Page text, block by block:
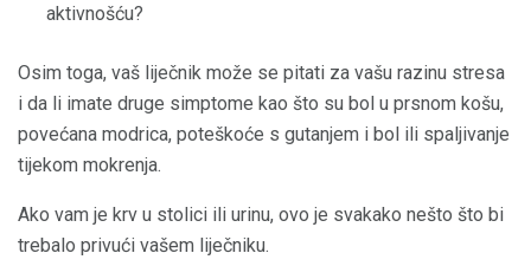
aktivnošću?
Osim toga, vaš liječnik može se pitati za vašu razinu stresa
i da li imate druge simptome kao što su bol u prsnom košu,
povećana modrica, poteškoće s gutanjem i bol ili spaljivanje
tijekom mokrenja.
Ako vam je krv u stolici ili urinu, ovo je svakako nešto što bi
trebalo privući vašem liječniku.